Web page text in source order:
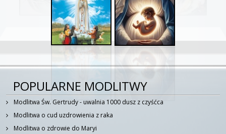
POPULARNE MODLITWY
Modlitwa Św. Gertrudy - uwalnia 1000 dusz z czyśćca
Modlitwa o cud uzdrowienia z raka
Modlitwa o zdrowie do Maryi